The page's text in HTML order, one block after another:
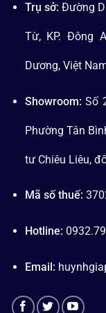
Trụ sở: Đường
Từ, KP. Đông
Dương, Việt
Showroom: Số
Phường Tân
tư Chiêu Liêu,
Mã số thuế:
Hotline:
Email: